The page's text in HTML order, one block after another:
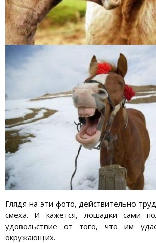
Глядя на эти фото, действительно
смеха. И кажется, лошадки сами
удовольствие от того, что им
окружающих.